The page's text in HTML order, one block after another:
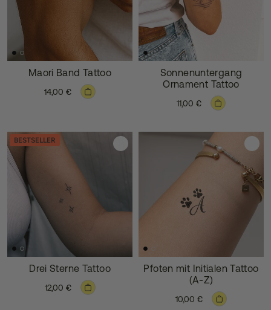
Maori Band Tattoo
14,00 €
Sonnenuntergang
Ornament Tattoo
11,00 €
BESTSELLER
Drei Sterne Tattoo
12,00 €
Pfoten mit Initialen Tattoo
(A-Z)
10,00 €